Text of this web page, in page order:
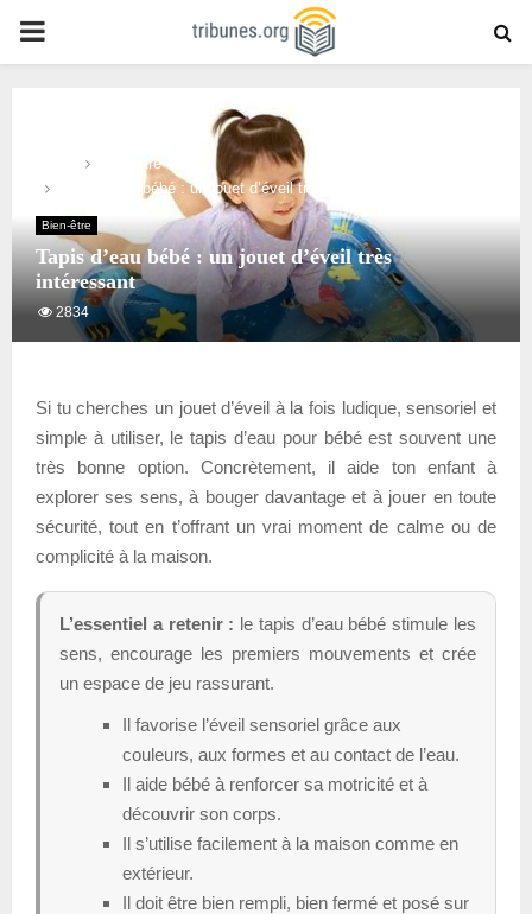
PRIMARY
Bien-être
Tapis d’eau bébé : un jouet d’éveil très intéressant
Bien-être
Tapis d’eau bébé : un jouet d’éveil très
intéressant
2834
Si tu cherches un jouet d’éveil à la fois ludique, sensoriel et
simple à utiliser, le tapis d’eau pour bébé est souvent une
très bonne option. Concrètement, il aide ton enfant à
explorer ses sens, à bouger davantage et à jouer en toute
sécurité, tout en t’offrant un vrai moment de calme ou de
complicité à la maison.
L’essentiel a retenir : le tapis d’eau bébé stimule les
sens, encourage les premiers mouvements et crée
un espace de jeu rassurant.
Il favorise l’éveil sensoriel grâce aux
couleurs, aux formes et au contact de l’eau.
Il aide bébé à renforcer sa motricité et à
découvrir son corps.
Il s’utilise facilement à la maison comme en
extérieur.
Il doit être bien rempli, bien fermé et posé sur